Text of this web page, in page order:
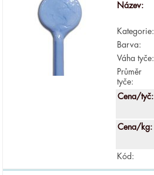
Název:
Kategorie:
Barva:
Váha tyče:
Průměr
tyče:
Cena/tyč:
Cena/kg:
Kód: